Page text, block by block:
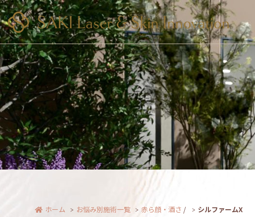
ホーム お悩み別施術一覧 赤ら顔・酒さ / シルファームX